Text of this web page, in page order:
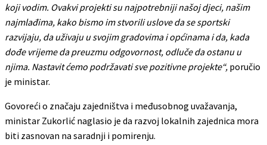
koji vodim. Ovakvi projekti su najpotrebniji našoj djeci, našim
najmlađima, kako bismo im stvorili uslove da se sportski
razvijaju, da uživaju u svojim gradovima i općinama i da, kada
dođe vrijeme da preuzmu odgovornost, odluče da ostanu u
njima. Nastavit ćemo podržavati sve pozitivne projekte“, poručio
je ministar.
Govoreći o značaju zajedništva i međusobnog uvažavanja,
ministar Zukorlić naglasio je da razvoj lokalnih zajednica mora
biti zasnovan na saradnji i pomirenju.